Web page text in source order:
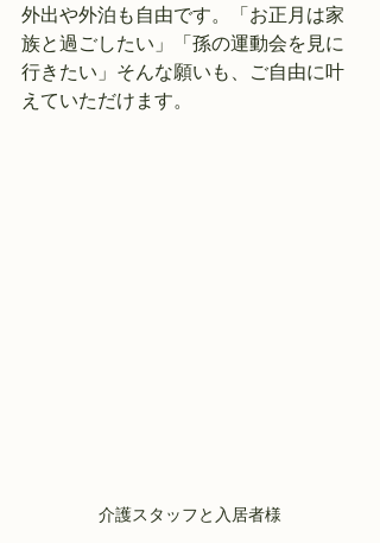
外出や外泊も自由です。「お正月は家
族と過ごしたい」「孫の運動会を見に
行きたい」そんな願いも、ご自由に叶
えていただけます。
介護スタッフと入居者様